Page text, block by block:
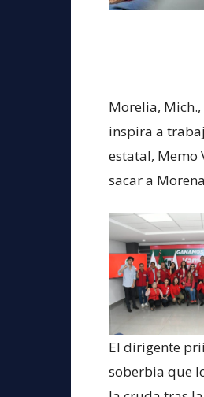
Morelia,
inspira a
estatal, Memo
sacar a
El dirigente
soberbia que